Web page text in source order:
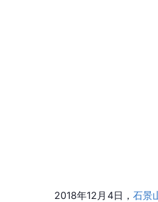
2018年12月4日，石景